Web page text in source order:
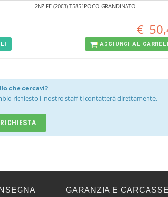
2NZ FE (2003) T5851POCO GRANDINATO
€
AGGIUNGI AL
che cercavi?
richiesto il nostro staff ti contatterà direttamente.
GARANZIA E CARCASSE